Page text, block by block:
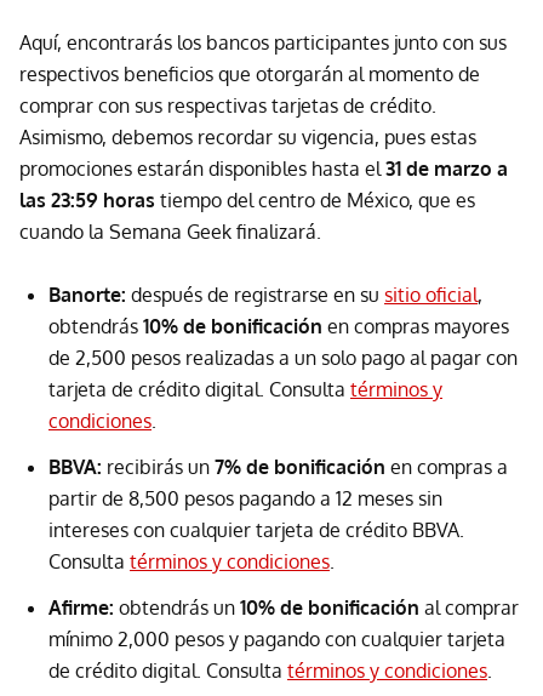
Aquí, encontrarás los bancos participantes junto con sus
respectivos beneficios que otorgarán al momento de
comprar con sus respectivas tarjetas de crédito.
Asimismo, debemos recordar su vigencia, pues estas
promociones estarán disponibles hasta el31 de marzo a
las 23:59 horas tiempo del centro de México, que es
cuando la Semana Geek finalizará.
Banorte: después de registrarse en su sitio oficial,
obtendrás 10% de bonificación en compras mayores
de 2,500 pesos realizadas a un solo pago al pagar con
tarjeta de crédito digital. Consulta términos y
condiciones.
BBVA: recibirás un 7% de bonificación en compras a
partir de 8,500 pesos pagando a 12 meses sin
intereses con cualquier tarjeta de crédito BBVA.
Consulta términos y condiciones.
Afirme: obtendrás un 10% de bonificación al comprar
mínimo 2,000 pesos y pagando con cualquier tarjeta
de crédito digital. Consulta términos y condiciones.